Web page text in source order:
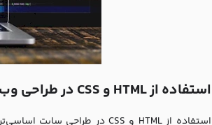
استفاده از HTML و CSS در طراحی وب